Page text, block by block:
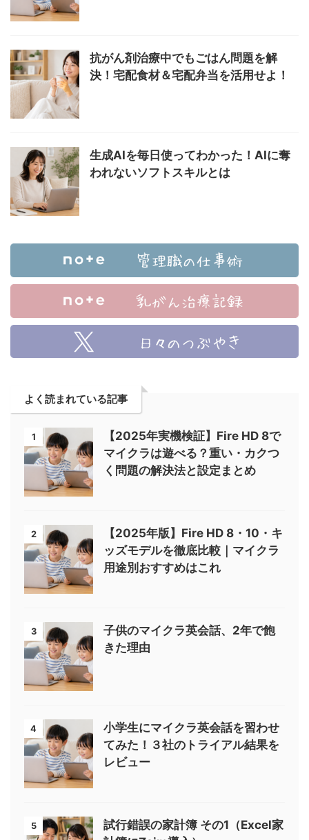
抗がん剤治療中でもごはん問題を解
決！宅配食材＆宅配弁当を活用せよ！
生成AIを毎日使ってわかった！AIに奪
われないソフトスキルとは
よく読まれている記事
1
【2025年実機検証】Fire HD 8で
マイクラは遊べる？重い・カクつ
く問題の解決法と設定まとめ
2
【2025年版】Fire HD 8・10・キ
ッズモデルを徹底比較｜マイクラ
用途別おすすめはこれ
3
子供のマイクラ英会話、2年で飽
きた理由
4
小学生にマイクラ英会話を習わせ
てみた！３社のトライアル結果を
レビュー
5
試行錯誤の家計簿 その1（Excel家